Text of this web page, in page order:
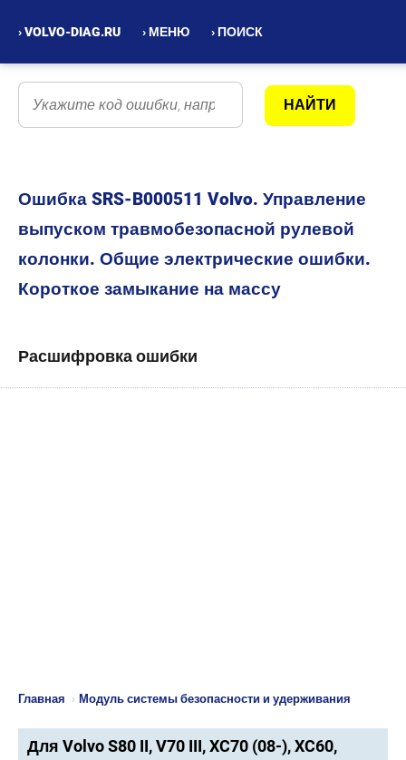
› VOLVO-DIAG.RU › МЕНЮ › ПОИСК
Ошибка SRS-B000511 Volvo. Управление
выпуском травмобезопасной рулевой
колонки. Общие электрические ошибки.
Короткое замыкание на массу
Расшифровка ошибки
Главная › Модуль системы безопасности и удерживания
Для Volvo S80 II, V70 III, XC70 (08-), XC60,